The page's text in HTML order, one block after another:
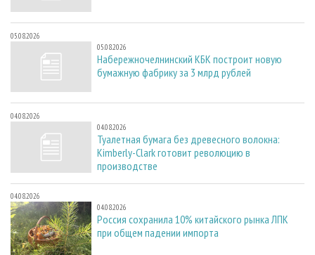
05.08.2026
05.08.2026
Набережночелнинский КБК построит новую
бумажную фабрику за 3 млрд рублей
04.08.2026
04.08.2026
Туалетная бумага без древесного волокна:
Kimberly-Clark готовит революцию в
производстве
04.08.2026
04.08.2026
Россия сохранила 10% китайского рынка ЛПК
при общем падении импорта